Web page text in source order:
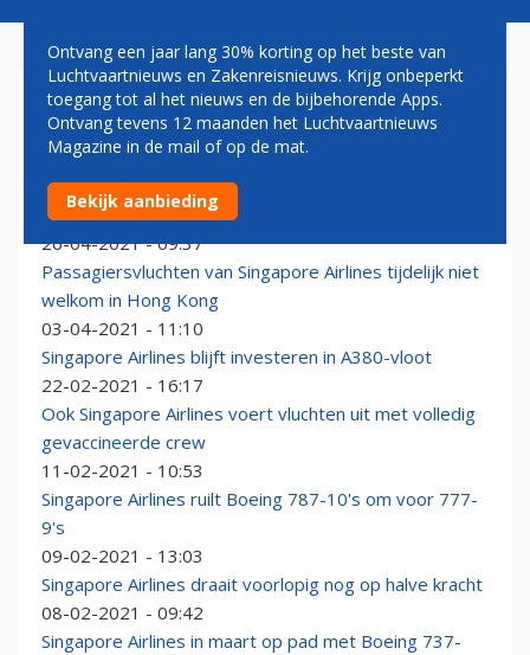
SINGAPORE AIRLINES
Vliegbubbel tussen Hongkong en Singapore start over
een maand
26-04-2021 - 09:37
Passagiersvluchten van Singapore Airlines tijdelijk niet
welkom in Hong Kong
03-04-2021 - 11:10
Singapore Airlines blijft investeren in A380-vloot
22-02-2021 - 16:17
Ook Singapore Airlines voert vluchten uit met volledig
gevaccineerde crew
11-02-2021 - 10:53
Singapore Airlines ruilt Boeing 787-10's om voor 777-
9's
09-02-2021 - 13:03
Singapore Airlines draait voorlopig nog op halve kracht
08-02-2021 - 09:42
Singapore Airlines in maart op pad met Boeing 737-
Ontvang een jaar lang 30% korting op het beste van
Luchtvaartnieuws en Zakenreisnieuws. Krijg onbeperkt
toegang tot al het nieuws en de bijbehorende Apps.
Ontvang tevens 12 maanden het Luchtvaartnieuws
Magazine in de mail of op de mat.
Bekijk aanbieding